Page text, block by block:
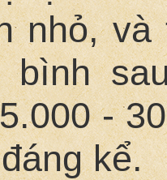
nhỏ,
bình
-
kể.